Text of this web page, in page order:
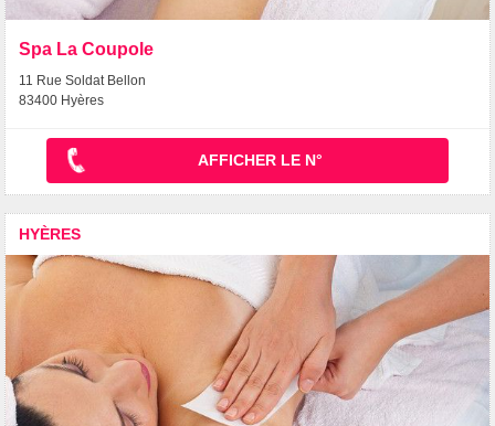
Spa La Coupole
11 Rue Soldat Bellon
83400 Hyères
AFFICHER LE N°
HYÈRES